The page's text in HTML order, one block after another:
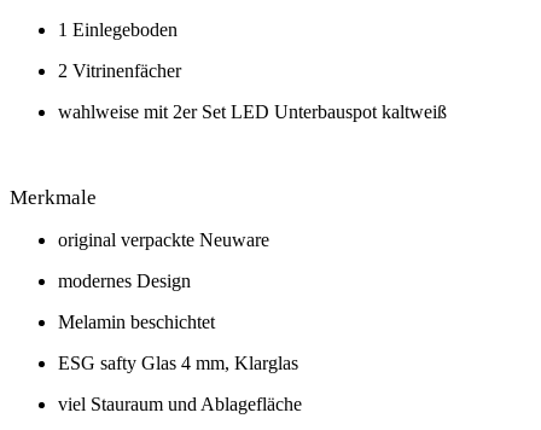
1 Einlegeboden
2 Vitrinenfächer
wahlweise mit 2er Set LED Unterbauspot kaltweiß
Merkmale
original verpackte Neuware
modernes Design
Melamin beschichtet
ESG safty Glas 4 mm, Klarglas
viel Stauraum und Ablagefläche